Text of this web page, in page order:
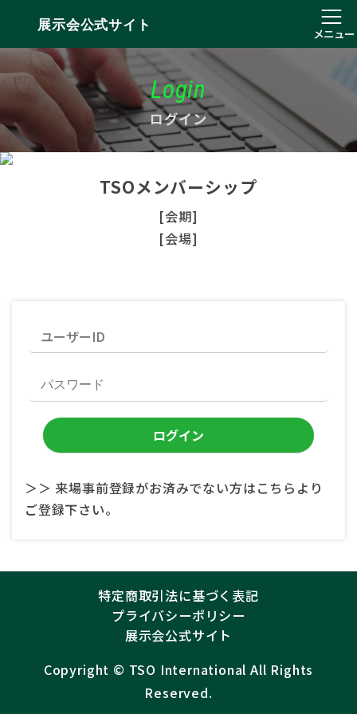
展示会公式サイト
メニュー
Login
ログイン
TSOメンバーシップ
[会期]
[会場]
＞＞ 来場事前登録がお済みでない方はこちらより
ご登録下さい。
特定商取引法に基づく表記
プライバシーポリシー
展示会公式サイト
Copyright ©︎ TSO International All Rights
Reserved.